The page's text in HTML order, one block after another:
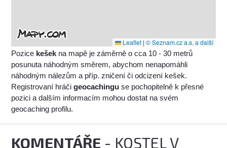
Leaflet | © Seznam.cz a.s. a další
Pozice kešek na mapě je záměrně o cca 10 - 30 metrů
posunuta náhodným směrem, abychom nenapomáhli
náhodným nálezům a příp. zničení či odcizení kešek.
Registrovaní hráčigeocachingu se pochopitelně k přesné
pozici a dalším informacím mohou dostat na svém
geocaching profilu.
KOMENTÁŘE - KOSTEL V